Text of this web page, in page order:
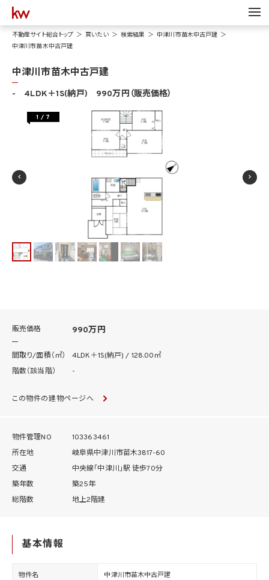
不動産サイト総合トップ 買いたい 検索結果
中津川市苗木中古戸建
中津川市苗木中古戸建
中津川市苗木中古戸建
- 4LDK＋1S(納戸) 990万円（販売価格）
1 / 7
販売価格 990万円
間取り/面積（㎡）
4LDK＋1S(納戸) / 128.00㎡
階数（該当階）
-
この物件の建物ページへ
物件管理NO
103363461
所在地
岐阜県中津川市苗木3817-60
交通
中央線「中津川」駅 徒歩70分
築年数
築25年
総階数
地上2階建
基本情報
物件名 中津川市苗木中古戸建